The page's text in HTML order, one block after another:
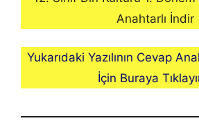
Anahtarlı İndir
Yukarıdaki Yazılının Cevap
İçin Buraya